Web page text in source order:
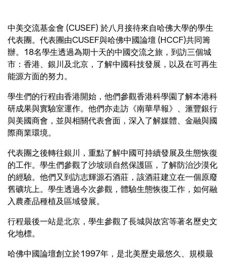
中美交流基金會 (CUSEF) 於八月接待來自哈佛大學的學生
代表團。代表團由CUSEF與哈佛中國論壇 (HCCF)共同籌
辦。18名學生透過為期十天的中國交流之旅，到訪三個城
市：香港、銀川及北京，了解中國科技發展，以及在可再生
能源方面的努力。
學生們的行程由香港開始，他們參觀香港科學園了解本港科
研成果與實驗室運作。他們亦走訪《南華早報》、滙豐銀行
與美國商會，並與相關代表會面，深入了解媒體、金融與國
際商業環境。
代表團之後轉往銀川，重點了解中國可持續發展及生態恢復
的工作。學生們參觀了沙坡頭自然保護區，了解防治沙漠化
的經驗。他們又到訪志輝源石酒莊，該酒莊建立在一個原廢
舊礦坑上。學生透過今次參觀，體驗生態恢復工作，如何融
入農產品種植及區域發展。
行程最後一站是北京，學生參觀了長城與故宮等著名歷史文
化地標。
哈佛中國論壇創立於1997年，是北美歷史最悠久、規模最